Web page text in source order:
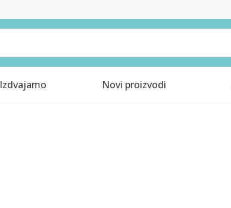
Izdvajamo Novi proizvodi